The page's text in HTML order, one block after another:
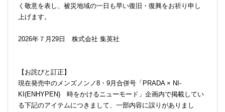
く敬意を表し、被災地域の一日も早い復旧・復興をお祈り申し
上げます。
2026年７月29日 株式会社 集英社
【お詫びと訂正】
現在発売中のメンズノンノ8・9月合併号「PRADA × NI-
KI(ENHYPEN) 時をかけるニューモード」企画内で掲載してい
る下記のアイテムにつきまして、一部内容に誤りがありまし